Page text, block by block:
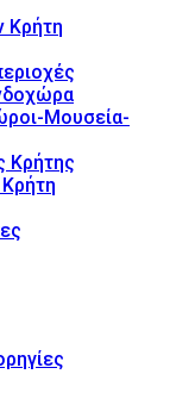
Κρήτη
Μουσεία-
Κρήτης